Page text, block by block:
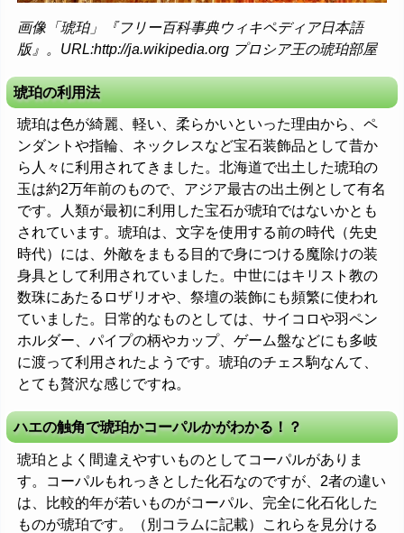
画像「琥珀」『フリー百科事典ウィキペディア日本語
版』。URL:http://ja.wikipedia.org プロシア王の琥珀部屋
琥珀の利用法
琥珀は色が綺麗、軽い、柔らかいといった理由から、ペ
ンダントや指輪、ネックレスなど宝石装飾品として昔か
ら人々に利用されてきました。北海道で出土した琥珀の
玉は約2万年前のもので、アジア最古の出土例として有名
です。人類が最初に利用した宝石が琥珀ではないかとも
されています。琥珀は、文字を使用する前の時代（先史
時代）には、外敵をまもる目的で身につける魔除けの装
身具として利用されていました。中世にはキリスト教の
数珠にあたるロザリオや、祭壇の装飾にも頻繁に使われ
ていました。日常的なものとしては、サイコロや羽ペン
ホルダー、パイプの柄やカップ、ゲーム盤などにも多岐
に渡って利用されたようです。琥珀のチェス駒なんて、
とても贅沢な感じですね。
ハエの触角で琥珀かコーパルかがわかる！？
琥珀とよく間違えやすいものとしてコーパルがありま
す。コーパルもれっきとした化石なのですが、2者の違い
は、比較的年が若いものがコーパル、完全に化石化した
ものが琥珀です。（別コラムに記載）これらを見分ける